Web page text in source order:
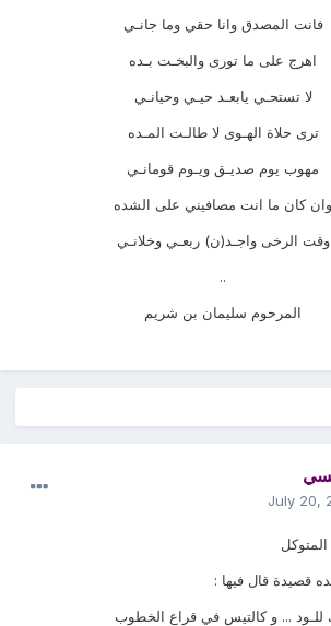
فانت المصدق وانا حقي وما جانـي
اهرج على ما تورى والبخـت بـده
لا تستحـي يابعـد حيـي وحيانـي
ترى حلاة الهـوى لا طالـت المـده
مهوب يوم صديـق ويـوم قومانـي
وان كان ما انت مصافيني على الشده
وقت الرخى واجـد(ن) ربعـي وخلانـي
..
المرحوم سليمان بن شريم
July 20,
قصيدة قال فيها :
... و كالتيس في قراع الخطوب